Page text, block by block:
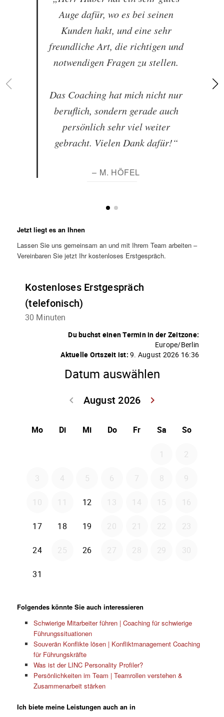
Auge dafür, wo es bei seinen
Kunden hakt, und eine sehr
freundliche Art, die richtigen und
notwendigen Fragen zu stellen.
Das Coaching hat mich nicht nur
beruflich, sondern gerade auch
persönlich sehr viel weiter
gebracht. Vielen Dank dafür!“
– M. HÖFEL
Jetzt liegt es an Ihnen
Lassen Sie uns gemeinsam an und mit Ihrem Team arbeiten –
Vereinbaren Sie jetzt Ihr kostenloses Erstgespräch.
Folgendes könnte Sie auch interessieren
Schwierige Mitarbeiter führen | Coaching für schwierige
Führungssituationen
Souverän Konflikte lösen | Konfliktmanagement Coaching
für Führungskräfte
Was ist der LINC Personality Profiler?
Persönlichkeiten im Team | Teamrollen verstehen &
Zusammenarbeit stärken
Ich biete meine Leistungen auch an in